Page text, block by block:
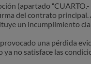
(apartado
del contrato
un incumplimiento
una pérdida
no satisface las